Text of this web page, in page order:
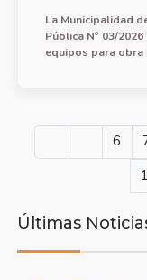
La Municipalidad
Pública Nº 03/
equipos para obra
6
Últimas